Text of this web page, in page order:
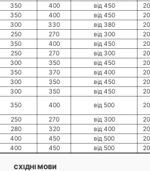
350 400 від 450
350 400 від 450
300 330 від 380
250 270 від 300
350 400 від 450
250 270 від 300
300 350 від 450
350 370 від 400
300 350 від 450
300 350 від 450
350 400 від 500
250 270 від 300
280 320 від 400
400 450 від 500
400 450 від 500
СХІДНІ МОВИ